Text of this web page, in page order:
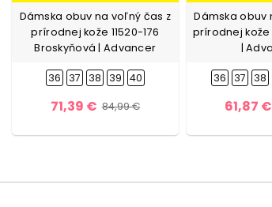
Dámska obuv na voľný čas z
prírodnej kože 11520-176
Broskyňová | Advancer
36 37 38 39 40
71,39 € 84,99 €
Dámska obuv
prírodnej kože
|
36 37 38
61,87 €